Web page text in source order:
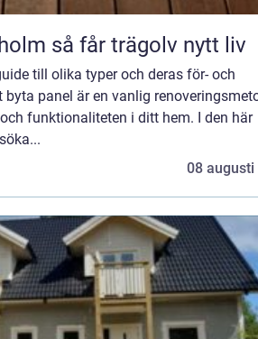
Golvslipning stockholm så får trägolv nytt liv
till olika typer och deras för- och
panel är en vanlig
funktionaliteten i ditt hem. I den här
08 augusti